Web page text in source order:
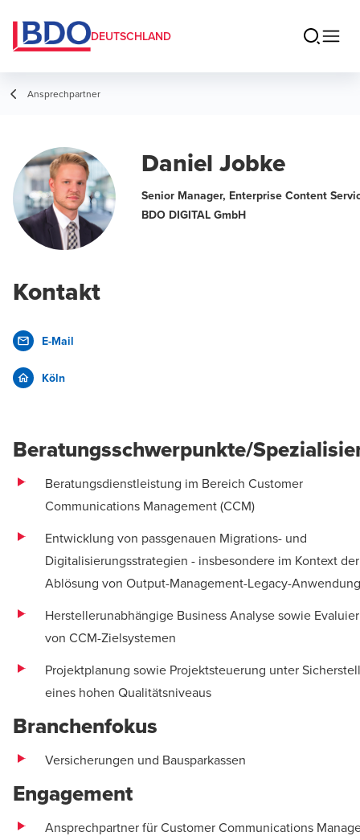
DEUTSCHLAND
Ansprechpartner
Daniel Jobke
Senior Manager, Enterprise Content
BDO DIGITAL GmbH
Kontakt
E-Mail
Köln
Beratungsschwerpunkte/
Beratungsdienstleistung im Bereich Customer
Communications Management (CCM)
Entwicklung von passgenauen Migrations- und
Digitalisierungsstrategien - insbesondere im Kontext der
Ablösung von Output-Management-Legacy-
Herstellerunabhängige Business Analyse sowie
von CCM-Zielsystemen
Projektplanung sowie Projektsteuerung unter
eines hohen Qualitätsniveaus
Branchenfokus
Versicherungen und Bausparkassen
Engagement
Ansprechpartner für Customer Communications